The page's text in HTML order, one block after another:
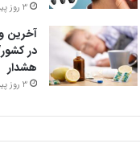
3 روز پیش
آخرین
هشدار
3 روز پیش